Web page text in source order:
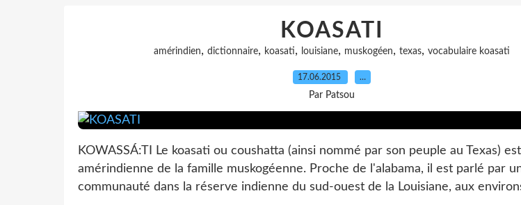
KOASATI
amérindien, dictionnaire, koasati, louisiane, muskogéen, texas, vocabulaire koasati
17.06.2015 …
Par Patsou
KOWASSÁ:TI Le koasati ou coushatta (ainsi nommé par son peuple au Texas)
amérindienne de la famille muskogéenne. Proche de l'alabama, il est parlé par
communauté dans la réserve indienne du sud-ouest de la Louisiane, aux